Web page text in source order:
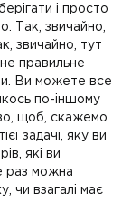
і просто
Так, звичайно,
звичайно, тут
правильне
Ви можете все
по-іншому
щоб, скажемо
задачі, яку ви
які ви
раз можна
чи взагалі має